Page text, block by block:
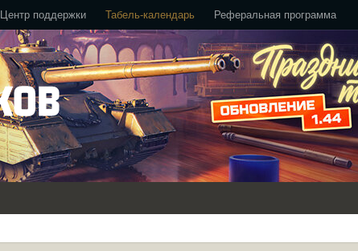
Центр поддержки Табель-календарь Реферальная программа